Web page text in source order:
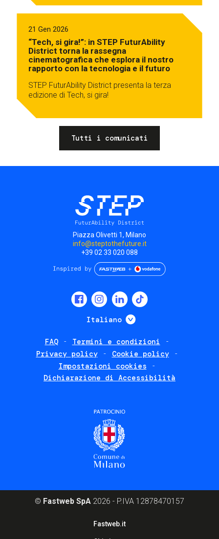
21 Gen 2026
“Tech, si gira!”: in STEP FuturAbility
District torna la rassegna
cinematografica che esplora il nostro
rapporto con la tecnologia e il futuro
STEP FuturAbility District presenta la terza
edizione di Tech, si gira!
Tutti i comunicati
Piazza Olivetti 1, Milano
info@steptothefuture.it
+39 02 33 020 088
Italiano Mostra ulteriori
FAQ
Termini e condizioni
Privacy policy
Cookie policy
Impostazioni cookies
Dichiarazione di Accessibilità
© Fastweb SpA 2026 - P.IVA 12878470157
Fastweb.it